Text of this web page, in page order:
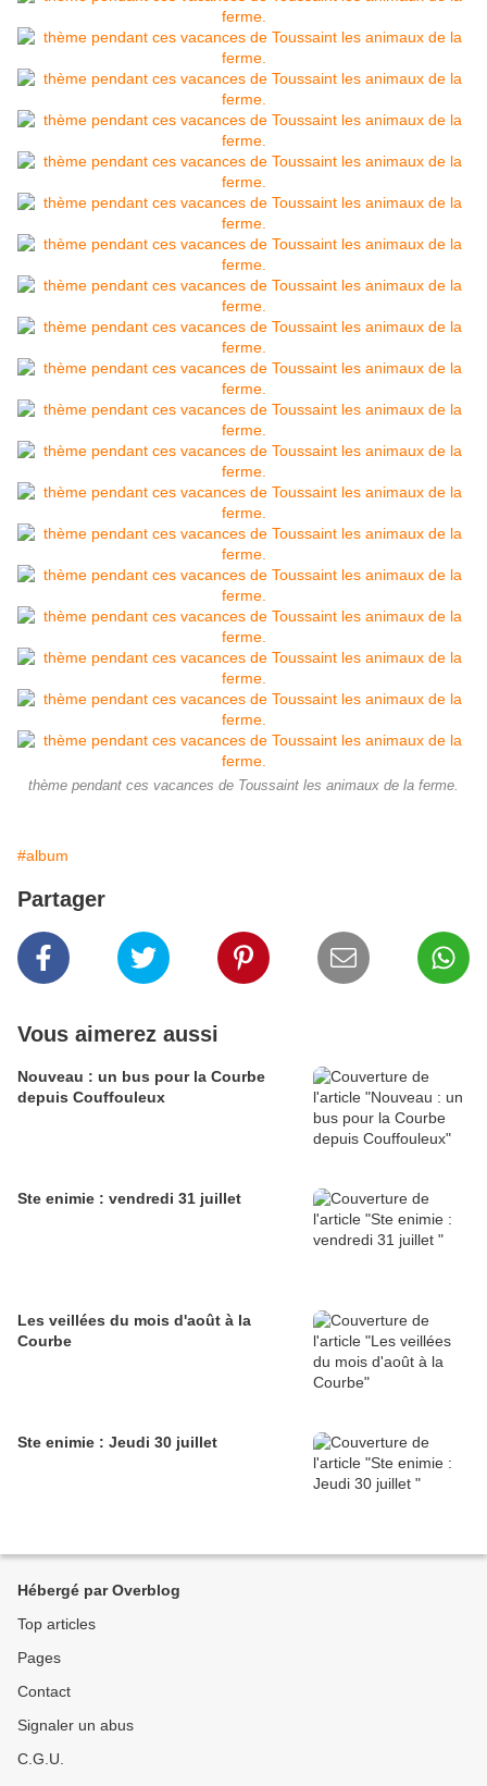
thème pendant ces vacances de Toussaint les animaux de la ferme.
#album
Partager
Vous aimerez aussi
Nouveau : un bus pour la Courbe
depuis Couffouleux
Ste enimie : vendredi 31 juillet
Les veillées du mois d'août à la
Courbe
Ste enimie : Jeudi 30 juillet
Hébergé par Overblog
Top articles
Pages
Contact
Signaler un abus
C.G.U.